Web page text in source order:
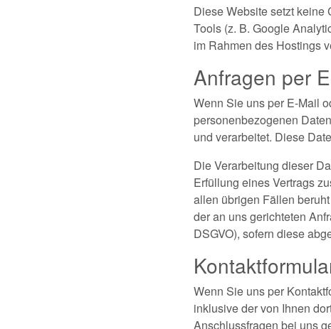
Diese Website setzt keine
Tools (z. B. Google
im Rahmen des Hostings
Anfragen per
Wenn Sie uns per E-Mail
personenbezogenen
und verarbeitet. Diese
Die Verarbeitung dieser
Erfüllung eines Vertrags
allen übrigen Fällen
der an uns gerichteten
DSGVO), sofern diese
Wenn Sie uns per
inklusive der von Ihnen
Anschlussfragen bei uns